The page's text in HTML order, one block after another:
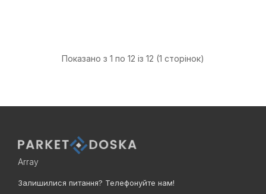
Показано з 1 по 12 із 12 (1 сторінок)
Array
Залишилися питання? Телефонуйте нам!